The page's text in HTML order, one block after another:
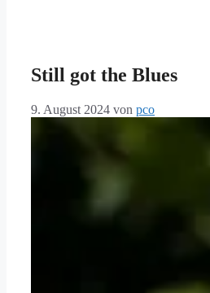
Still got the Blues
9. August 2024 von pco